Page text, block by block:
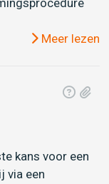
Meer lezen
kans voor een
via een